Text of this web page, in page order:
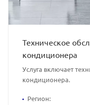
Техническое
кондиционера
Услуга включает
кондиционера.
Регион: